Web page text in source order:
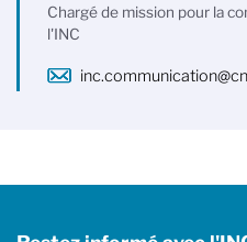
Chargé de mission pour la
l'INC